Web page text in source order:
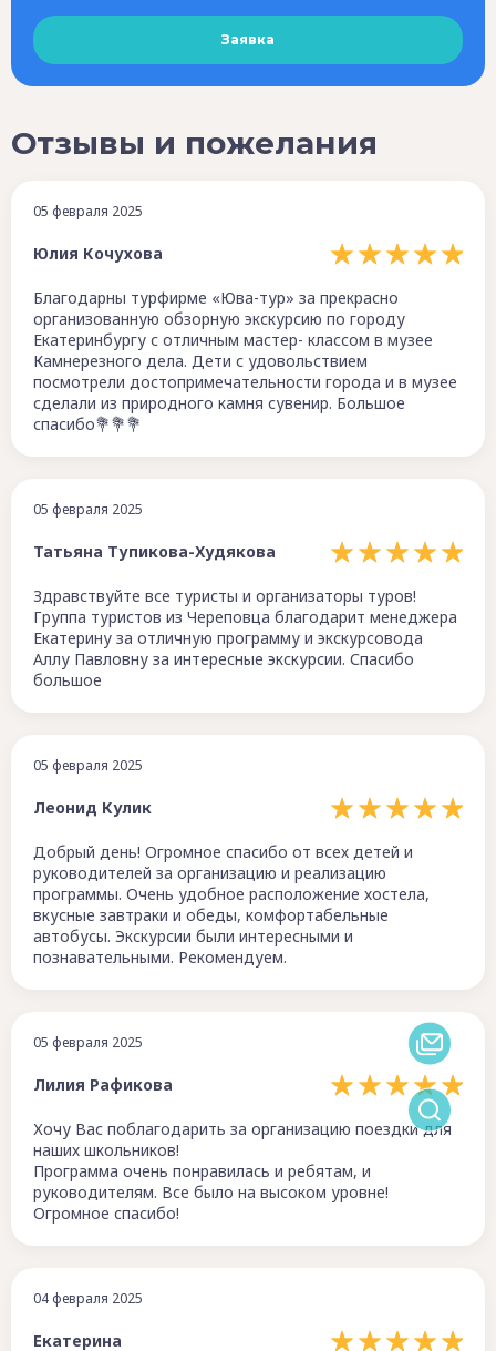
Отзывы и пожелания
05 февраля 2025
Юлия Кочухова
Благодарны турфирме «Юва-тур» за прекрасно
организованную обзорную экскурсию по городу
Екатеринбургу с отличным мастер- классом в музее
Камнерезного дела. Дети с удовольствием
посмотрели достопримечательности города и в музее
сделали из природного камня сувенир. Большое
спасибо💐💐💐
05 февраля 2025
Татьяна Тупикова-Худякова
Здравствуйте все туристы и организаторы туров!
Группа туристов из Череповца благодарит менеджера
Екатерину за отличную программу и экскурсовода
Аллу Павловну за интересные экскурсии. Спасибо
большое
05 февраля 2025
Леонид Кулик
Добрый день! Огромное спасибо от всех детей и
руководителей за организацию и реализацию
программы. Очень удобное расположение хостела,
вкусные завтраки и обеды, комфортабельные
автобусы. Экскурсии были интересными и
познавательными. Рекомендуем.
05 февраля 2025
Лилия Рафикова
Хочу Вас поблагодарить за организацию поездки для
наших школьников!
Программа очень понравилась и ребятам, и
руководителям. Все было на высоком уровне!
Огромное спасибо!
04 февраля 2025
Екатерина